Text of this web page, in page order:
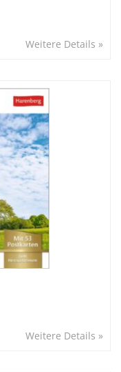
Weitere Details »
Weitere Details »